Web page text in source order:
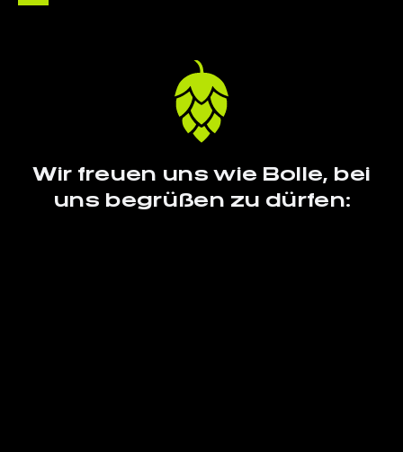
Wir freuen uns wie Bolle, bei
uns begrüßen zu dürfen: